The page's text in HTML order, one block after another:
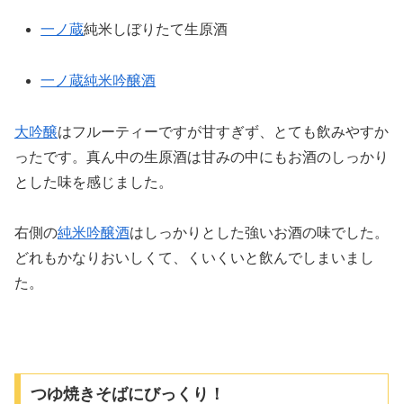
一ノ蔵純米しぼりたて生原酒
一ノ蔵純米吟醸酒
大吟醸はフルーティーですが甘すぎず、とても飲みやすか
ったです。真ん中の生原酒は甘みの中にもお酒のしっかり
とした味を感じました。
右側の純米吟醸酒はしっかりとした強いお酒の味でした。
どれもかなりおいしくて、くいくいと飲んでしまいまし
た。
つゆ焼きそばにびっくり！